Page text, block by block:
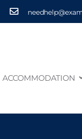
ACCOMMODATION